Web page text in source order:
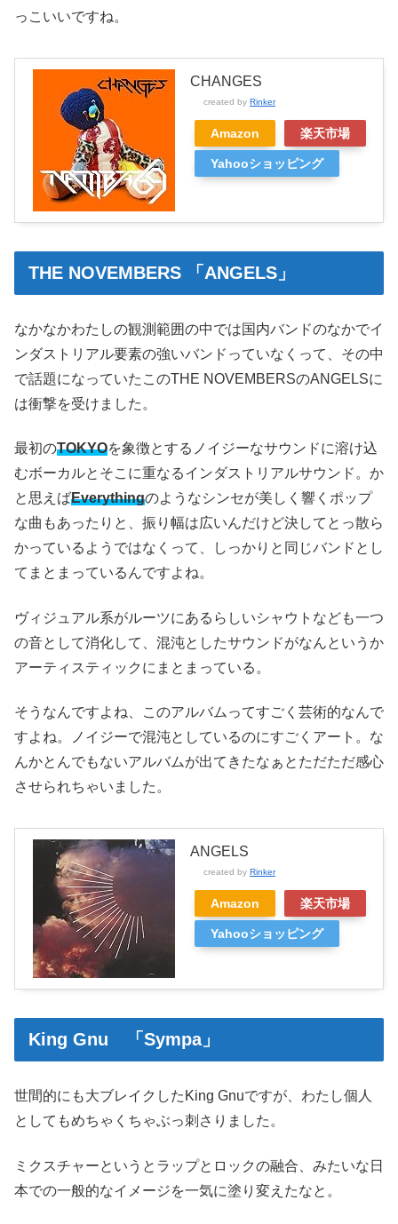
っこいいですね。
CHANGES
created by Rinker
Amazon 楽天市場
Yahooショッピング
THE NOVEMBERS 「ANGELS」
なかなかわたしの観測範囲の中では国内バンドのなかでイ
ンダストリアル要素の強いバンドっていなくって、その中
で話題になっていたこのTHE NOVEMBERSのANGELSに
は衝撃を受けました。
最初のTOKYOを象徴とするノイジーなサウンドに溶け込
むボーカルとそこに重なるインダストリアルサウンド。か
と思えばEverythingのようなシンセが美しく響くポップ
な曲もあったりと、振り幅は広いんだけど決してとっ散ら
かっているようではなくって、しっかりと同じバンドとし
てまとまっているんですよね。
ヴィジュアル系がルーツにあるらしいシャウトなども一つ
の音として消化して、混沌としたサウンドがなんというか
アーティスティックにまとまっている。
そうなんですよね、このアルバムってすごく芸術的なんで
すよね。ノイジーで混沌としているのにすごくアート。な
んかとんでもないアルバムが出てきたなぁとただただ感心
させられちゃいました。
ANGELS
created by Rinker
Amazon 楽天市場
Yahooショッピング
King Gnu 「Sympa」
世間的にも大ブレイクしたKing Gnuですが、わたし個人
としてもめちゃくちゃぶっ刺さりました。
ミクスチャーというとラップとロックの融合、みたいな日
本での一般的なイメージを一気に塗り変えたなと。